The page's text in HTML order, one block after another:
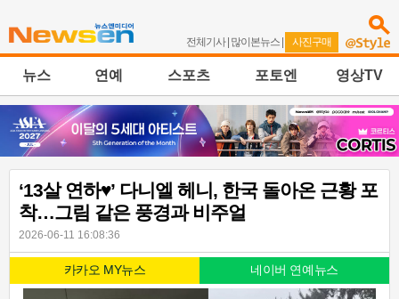
전체기사| 많이본뉴스 | 사진구매
뉴스 연예 스포츠 포토엔 영상TV
‘13살 연하♥’ 다니엘 헤니, 한국 돌아온 근황 포
착…그림 같은 풍경과 비주얼
2026-06-11 16:08:36
카카오 MY뉴스 네이버 연예뉴스